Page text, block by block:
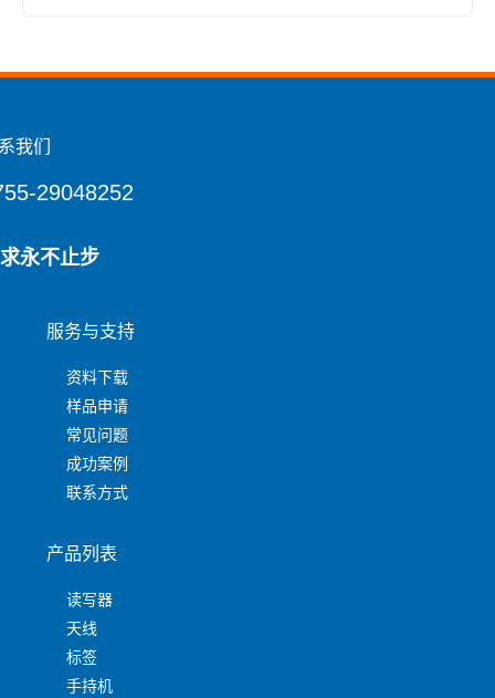
我们
29048252
永不止步
服务与支持
资料下载
样品申请
常见问题
成功案例
联系方式
产品列表
读写器
天线
标签
手持机